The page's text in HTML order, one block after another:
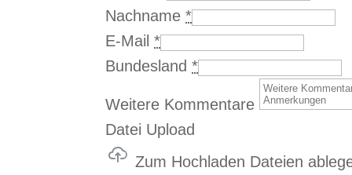
Nachname *
E-Mail *
Bundesland *
Weitere Kommentare
Datei Upload
Zum Hochladen Dateien